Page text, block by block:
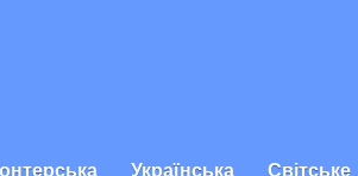
Українська Світське